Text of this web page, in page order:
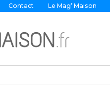
Contact Le Mag’ Maison